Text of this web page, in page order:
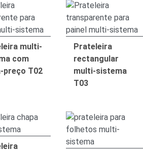
multi-
com
preço T02
Prateleira
rectangular
multi-sistema
T03